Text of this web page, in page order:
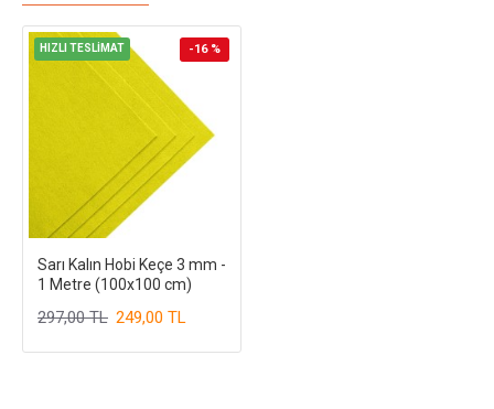
HIZLI TESLİMAT -16 %
Sarı Kalın Hobi Keçe 3 mm -
1 Metre (100x100 cm)
249,00 TL
297,00 TL